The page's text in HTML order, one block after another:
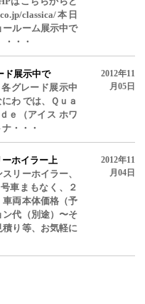
classica/本日
ールーム展示中で
・・
ド展示中で
グレード展示中
わ では、Ｑｕａ
ｅ（アイス ホワ
・・・
2012年11
月05日
ホイラー上
リーホイラー、
まもなく、２
車両本体価格（予
ン代（別途）〜そ
り等、お気軽に
2012年11
月04日